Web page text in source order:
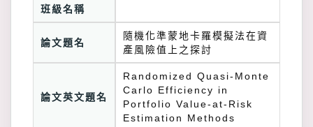
班級名稱
論文題名
隨機化準蒙地卡羅模擬法在資
產風險值上之探討
論文英文題名
Randomized Quasi-Monte
Carlo Efficiency in
Portfolio Value-at-Risk
Estimation Methods